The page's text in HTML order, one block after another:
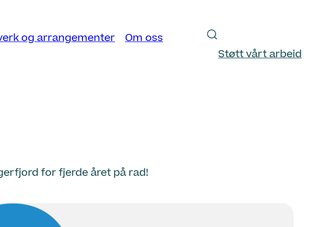
og arrangementer
Om oss
Støtt vårt arbeid
for fjerde året på rad!